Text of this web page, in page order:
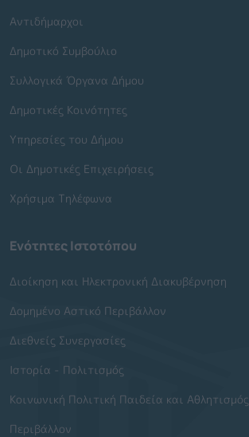
Αντιδήμαρχοι
Δημοτικό Συμβούλιο
Συλλογικά Όργανα Δήμου
Δημοτικές Κοινότητες
Υπηρεσίες του Δήμου
Οι Δημοτικές Επιχειρήσεις
Χρήσιμα Τηλέφωνα
Ενότητες Ιστοτόπου
Διοίκηση και Ηλεκτρονική Διακυβέρνηση
Δομημένο Αστικό Περιβάλλον
Διεθνείς Συνεργασίες
Ιστορία - Πολιτισμός
Κοινωνική Πολιτική Παιδεία και Αθλητισμός
Περιβάλλον